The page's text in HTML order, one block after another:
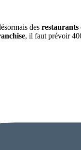
des restaurants
, il faut prévoir